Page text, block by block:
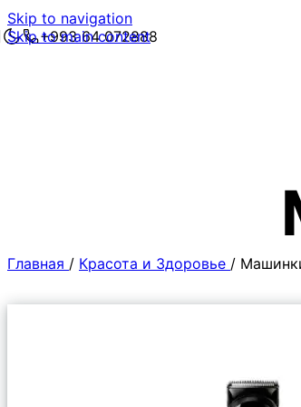
Skip to navigation
Skip to main content
+993 64 072888
Главная / Красота и Здоровье /